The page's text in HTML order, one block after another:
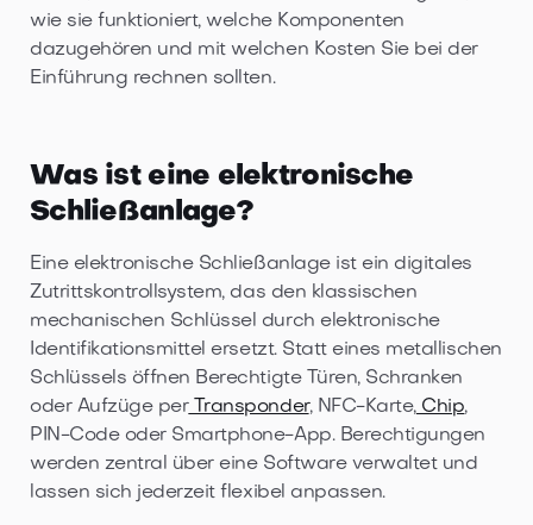
wie sie funktioniert, welche Komponenten
dazugehören und mit welchen Kosten Sie bei der
Einführung rechnen sollten.
Was ist eine elektronische
Schließanlage?
Eine elektronische Schließanlage ist ein digitales
Zutrittskontrollsystem, das den klassischen
mechanischen Schlüssel durch elektronische
Identifikationsmittel ersetzt. Statt eines metallischen
Schlüssels öffnen Berechtigte Türen, Schranken
oder Aufzüge perTransponder, NFC-Karte,Chip,
PIN-Code oder Smartphone-App. Berechtigungen
werden zentral über eine Software verwaltet und
lassen sich jederzeit flexibel anpassen.